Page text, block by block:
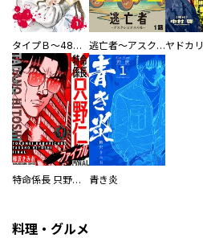
タイプＢ～48時間後、致死率100％～【単話】 逃亡者～アスクレピオスの杖～ヤドカリ
特命係長 只野仁ファイナル 愛蔵版 青き炎
料理・グルメ